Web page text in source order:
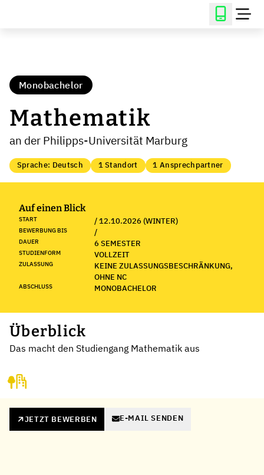
Monobachelor
Mathematik
an der Philipps-Universität Marburg
Sprache: Deutsch 1 Standort 1 Ansprechpartner
Auf einen Blick
START / 12.10.2026 (WINTER)
BEWERBUNG BIS /
DAUER 6 SEMESTER
STUDIENFORM VOLLZEIT
ZULASSUNG
KEINE ZULASSUNGSBESCHRÄNKUNG,
OHNE NC
ABSCHLUSS MONOBACHELOR
Überblick
Das macht den Studiengang Mathematik aus
JETZT BEWERBEN E-MAIL SENDEN